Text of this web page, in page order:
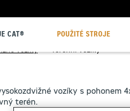
CAT® POUŽITÉ STROJE
vozíky > Terénní vozíky
vozíky s pohonem
terén.